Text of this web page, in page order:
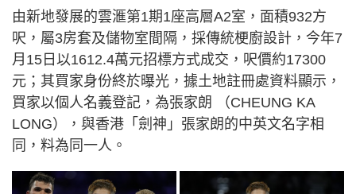
由新地發展的雲滙第1期1座高層A2室，面積932方
呎，屬3房套及儲物室間隔，採傳統梗廚設計，今年7
月15日以1612.4萬元招標方式成交，呎價約17300
元；其買家身份終於曝光，據土地註冊處資料顯示，
買家以個人名義登記，為張家朗 （CHEUNG KA
LONG），與香港「劍神」張家朗的中英文名字相
同，料為同一人。